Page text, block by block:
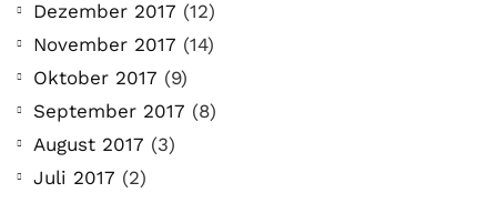
Dezember 2017 (12)
November 2017 (14)
Oktober 2017 (9)
September 2017 (8)
August 2017 (3)
Juli 2017 (2)